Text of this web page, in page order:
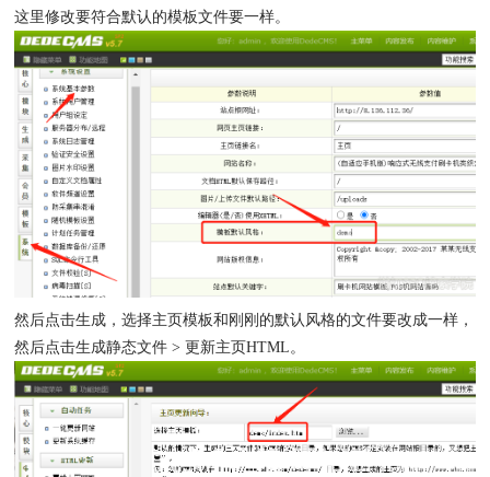
这里修改要符合默认的模板文件要一样。
然后点击生成，选择主页模板和刚刚的默认风格的文件要改成一样，
然后点击生成静态文件 > 更新主页HTML。